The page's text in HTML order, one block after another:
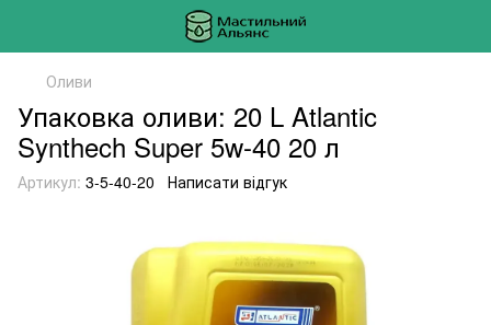
Оливи
Упаковка оливи: 20 L Atlantic
Synthech Super 5w-40 20 л
Артикул: 3-5-40-20 Написати відгук